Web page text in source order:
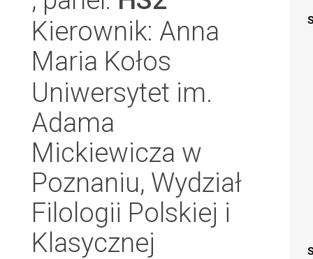
Kierownik: Anna
Maria Kołos
Uniwersytet im.
Adama
Mickiewicza w
Poznaniu, Wydział
Filologii Polskiej i
Klasycznej